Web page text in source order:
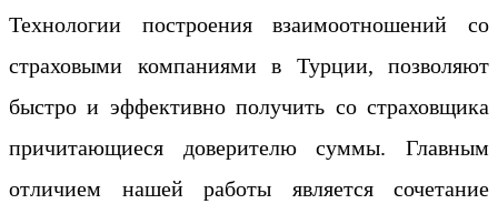
Технологии построения взаимоотношений со
страховыми компаниями в Турции, позволяют
быстро и эффективно получить со страховщика
причитающиеся доверителю суммы. Главным
отличием нашей работы является сочетание